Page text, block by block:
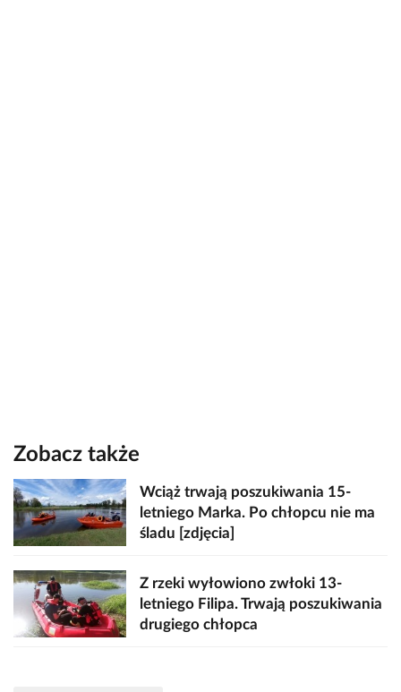
Zobacz także
Wciąż trwają poszukiwania 15-
letniego Marka. Po chłopcu nie ma
śladu [zdjęcia]
Z rzeki wyłowiono zwłoki 13-
letniego Filipa. Trwają poszukiwania
drugiego chłopca